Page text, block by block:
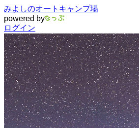
みよしのオートキャンプ場
powered by
ログイン